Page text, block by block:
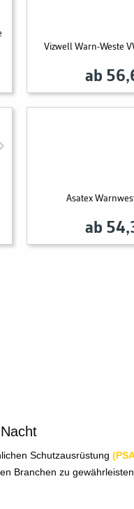
Vizwell Warn-Weste
ab
Asatex
ab
Schutzausrüstung
Branchen zu